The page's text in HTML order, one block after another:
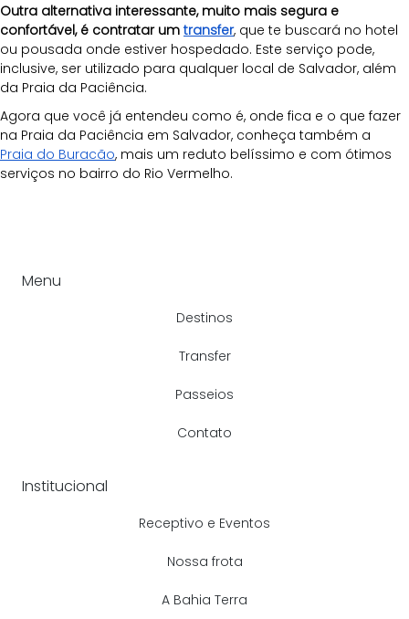
Outra alternativa interessante, muito mais segura e
confortável, é contratar um transfer, que te buscará no hotel
ou pousada onde estiver hospedado. Este serviço pode,
inclusive, ser utilizado para qualquer local de Salvador, além
da Praia da Paciência.
Agora que você já entendeu como é, onde fica e o que fazer
na Praia da Paciência em Salvador, conheça também a
Praia do Buracão, mais um reduto belíssimo e com ótimos
serviços no bairro do Rio Vermelho.
Institucional
Receptivo e Eventos
Nossa frota
A Bahia Terra
Menu
Destinos
Transfer
Passeios
Contato